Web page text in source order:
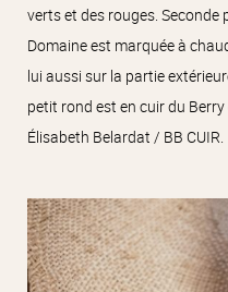
verts et des rouges.
Domaine est marquée à
lui aussi sur la partie
petit rond est en cuir du
Élisabeth Belardat / BB CUIR.